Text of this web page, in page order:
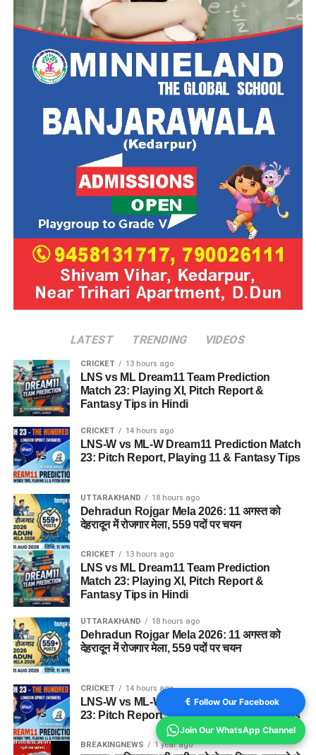
LATEST TRENDING VIDEOS
CRICKET 13 hours ago
LNS vs ML Dream11 Team Prediction
Match 23: Playing XI, Pitch Report &
Fantasy Tips in Hindi
CRICKET 14 hours ago
LNS-W vs ML-W Dream11 Prediction Match
23: Pitch Report, Playing 11 & Fantasy Tips
UTTARAKHAND 18 hours ago
Dehradun Rojgar Mela 2026: 11 अगस्त को
देहरादून में रोजगार मेला, 559 पदों पर चयन
CRICKET 13 hours ago
LNS vs ML Dream11 Team Prediction
Match 23: Playing XI, Pitch Report &
Fantasy Tips in Hindi
UTTARAKHAND 18 hours ago
Dehradun Rojgar Mela 2026: 11 अगस्त को
देहरादून में रोजगार मेला, 559 पदों पर चयन
CRICKET 14 hours ago
LNS-W vs ML-W Dream11 Prediction Match
23: Pitch Report, Playing 11 & Fantasy Tips
BREAKINGNEWS 1 year ago
Follow Our Facebook
Join Our WhatsApp Channel